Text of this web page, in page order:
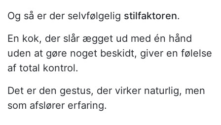
Og så er der selvfølgelig stilfaktoren.
En kok, der slår ægget ud med én hånd
uden at gøre noget beskidt, giver en følelse
af total kontrol.
Det er den gestus, der virker naturlig, men
som afslører erfaring.